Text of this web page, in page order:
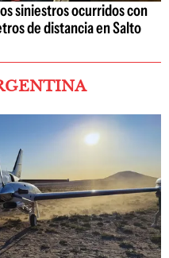
siniestros ocurridos con
de distancia en Salto